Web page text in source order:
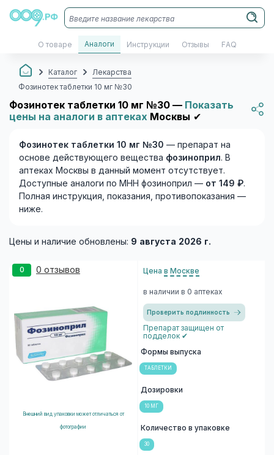
О товаре Аналоги Инструкции Отзывы FAQ
Каталог
Лекарства
Фозинотек таблетки 10 мг №30
Фозинотек таблетки 10 мг №30 — Показать
цены на аналоги в аптеках Москвы ✔
Фозинотек таблетки 10 мг №30 — препарат на
основе действующего вещества фозиноприл. В
аптеках Москвы в данный момент отсутствует.
Доступные аналоги по МНН фозиноприл — от 149 ₽.
Полная инструкция, показания, противопоказания —
ниже.
Цены и наличие обновлены: 9 августа 2026 г.
0 0 отзывов
Внешний вид упаковки может отличаться от
фотографии
Цена в Москве
в наличии в 0 аптеках
Проверить подлинность
Препарат защищен от
подделок ✔
Формы выпуска
ТАБЛЕТКИ
Дозировки
10 МГ
Количество в упаковке
30